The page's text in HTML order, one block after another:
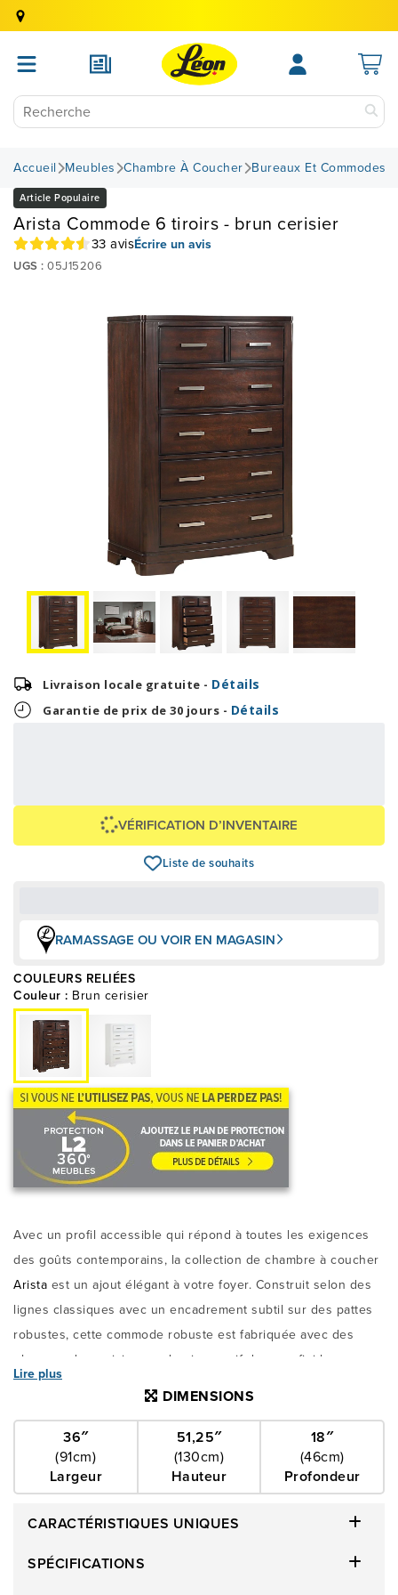
Accueil Meubles Chambre À Coucher Bureaux Et Commodes
Article Populaire
Arista Commode 6 tiroirs - brun cerisier
33 avisÉcrire un avis
UGS : 05J15206
Livraison locale gratuite - Détails
Garantie de prix de 30 jours - Détails
VÉRIFICATION D’INVENTAIRE
Liste de souhaits
RAMASSAGE OU VOIR EN MAGASIN
COULEURS RELIÉES
Couleur : Brun cerisier
Avec un profil accessible qui répond à toutes les exigences
des goûts contemporains, la collection de chambre à coucher
Arista est un ajout élégant à votre foyer. Construit selon des
lignes classiques avec un encadrement subtil sur des pattes
robustes, cette commode robuste est fabriquée avec des
placages de merisier sur du pin massif dans un fini brun
cerisier qui met en valeur le grain du bois à la perfection,
rehausser le confort de votre chambre à coucher. Néanmoins,
Aristaapporte une touche contemporaine grâce à ses
poignées modernes, de style barre, en métal de couleur
offrent un espace de rangement considérable avec le tiroir du
haut étant doublé de feutre pour protéger vos accessoires les
Lire plus
DIMENSIONS
36″
(91cm)
Largeur
51,25″
(130cm)
Hauteur
18″
(46cm)
Profondeur
CARACTÉRISTIQUES UNIQUES
SPÉCIFICATIONS